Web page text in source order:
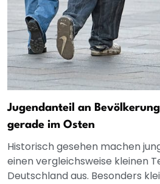
Jugendanteil an
gerade im Osten
Historisch gesehen machen
einen vergleichsweise kleinen
Deutschland aus. Besonders